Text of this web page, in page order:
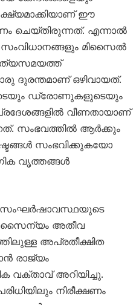
ഈ
എന്നാൽ
മിസൈൽ
ദുരന്തമാണ് ഒഴിവായത്.
ഡ്രോണുകളുടെയും
വീണതായാണ്
സംഭവത്തിൽ ആർക്കും
സംഭവിക്കുകയോ
വൃത്തങ്ങൾ
സംഘർഷാവസ്ഥയുടെ
സൈന്യം അതീവ
അപ്രതീക്ഷിത
രാജ്യം
അറിയിച്ചു.
നിരീക്ഷണം